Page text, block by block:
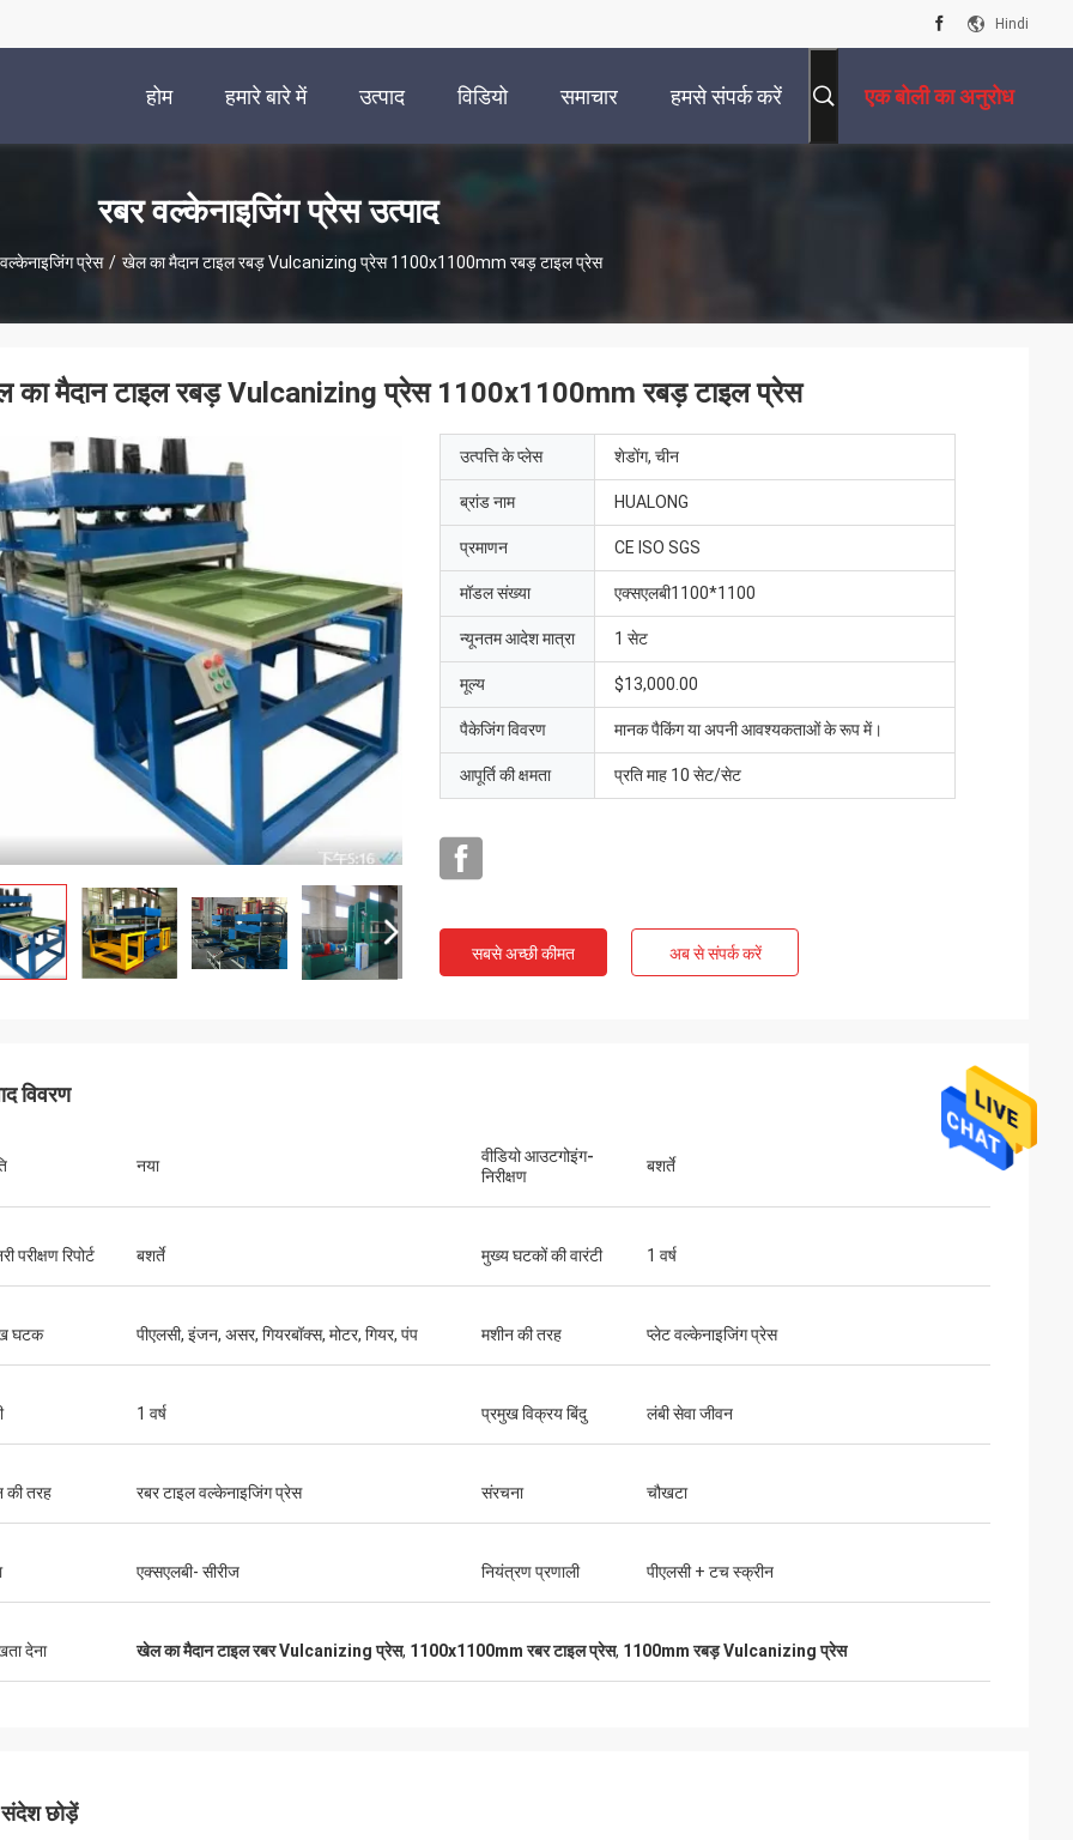
Hindi
होम हमारे बारे में उत्पाद विडियो समाचार हमसे संपर्क करें एक बोली का अनुरोध
रबर वल्केनाइजिंग प्रेस उत्पाद
प्रेस / खेल का मैदान टाइल रबड़ Vulcanizing प्रेस 1100x1100mm रबड़ टाइल प्रेस
का मैदान टाइल रबड़ Vulcanizing प्रेस 1100x1100mm रबड़ टाइल प्रेस
उत्पत्ति के प्लेस शेडोंग, चीन
ब्रांड नाम HUALONG
प्रमाणन CE ISO SGS
मॉडल संख्या एक्सएलबी1100*1100
न्यूनतम आदेश मात्रा 1 सेट
मूल्य $13,000.00
पैकेजिंग विवरण मानक पैकिंग या अपनी आवश्यकताओं के रूप में।
आपूर्ति की क्षमता प्रति माह 10 सेट/सेट
सबसे अच्छी कीमत अब से संपर्क करें
विवरण
नया
वीडियो आउटगोइंग-
निरीक्षण
बशर्ते
परीक्षण रिपोर्ट बशर्ते मुख्य घटकों की वारंटी 1 वर्ष
घटक पीएलसी, इंजन, असर, गियरबॉक्स, मोटर, गियर, पंप मशीन की तरह प्लेट वल्केनाइजिंग प्रेस
1 वर्ष प्रमुख विक्रय बिंदु लंबी सेवा जीवन
की तरह रबर टाइल वल्केनाइजिंग प्रेस संरचना चौखटा
एक्सएलबी- सीरीज नियंत्रण प्रणाली पीएलसी + टच स्क्रीन
देना खेल का मैदान टाइल रबर Vulcanizing प्रेस, 1100x1100mm रबर टाइल प्रेस, 1100mm रबड़ Vulcanizing प्रेस
छोड़ें